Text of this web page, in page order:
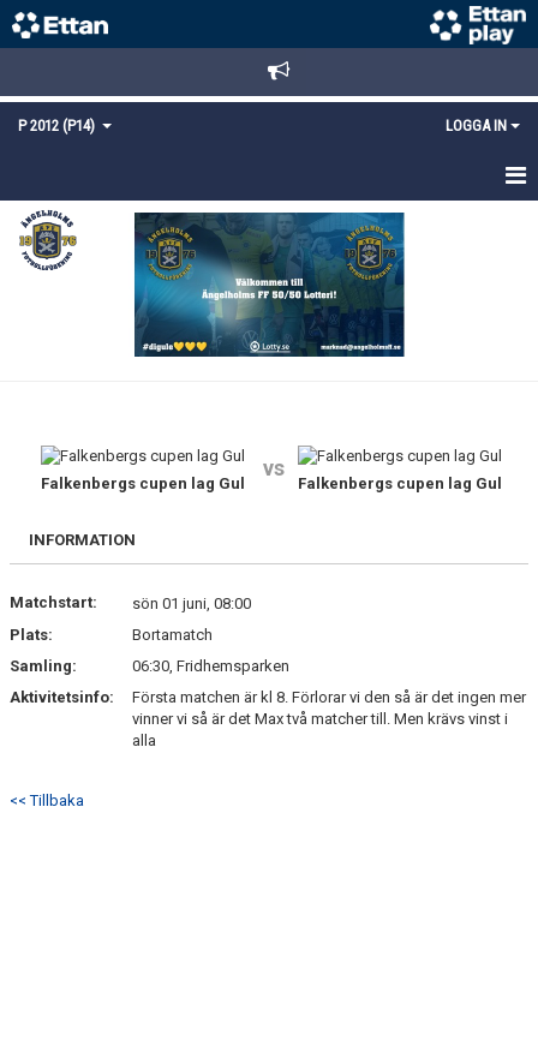
P 2012 (P14) LOGGA IN
HEM
TRUPPEN
Falkenbergs cupen lag Gul
vs
Falkenbergs cupen lag Gul
INFORMATION
Matchstart:
sön 01 juni, 08:00
Plats:
Bortamatch
Samling:
06:30, Fridhemsparken
Aktivitetsinfo:
Första matchen är kl 8. Förlorar vi den så är det ingen mer
vinner vi så är det Max två matcher till. Men krävs vinst i
alla
<< Tillbaka